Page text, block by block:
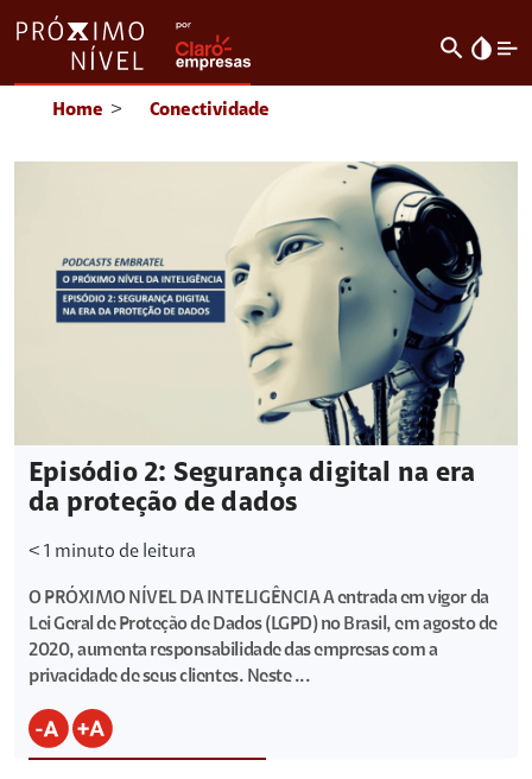
search invert_colors
Home > Conectividade
Episódio 2: Segurança digital na era
da proteção de dados
< 1 minuto de leitura
O PRÓXIMO NÍVEL DA INTELIGÊNCIA A entrada em vigor da
Lei Geral de Proteção de Dados (LGPD) no Brasil, em agosto de
2020, aumenta responsabilidade das empresas com a
privacidade de seus clientes. Neste ...